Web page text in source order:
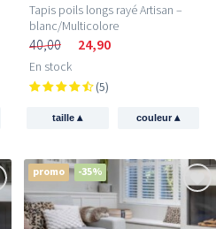
Tapis poils longs rayé Artisan –
blanc/Multicolore
40,00 24,90
En stock
(5)
taille▴ couleur▴
promo -35%